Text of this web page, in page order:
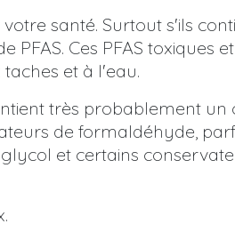
santé. Surtout s'ils
Ces PFAS toxiques et
et à l'eau.
très probablement un
de formaldéhyde,
et certains